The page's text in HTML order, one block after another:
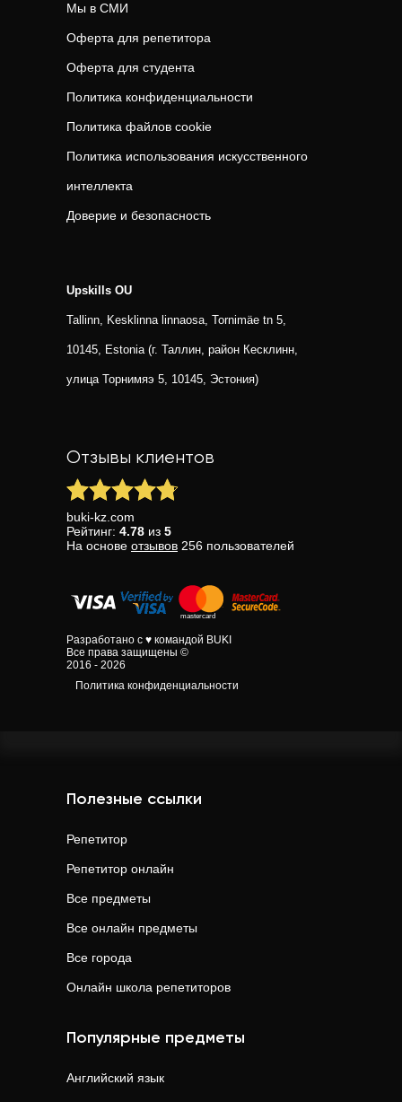
Мы в СМИ
Оферта для репетитора
Оферта для студента
Политика конфиденциальности
Политика файлов cookie
Политика использования искусственного
интеллекта
Доверие и безопасность
Upskills OU
Tallinn, Kesklinna linnaosa, Tornimäe tn 5,
10145, Estonia (г. Таллин, район Кесклинн,
улица Торнимяэ 5, 10145, Эстония)
Отзывы клиентов
buki-kz.com
Рейтинг: 4.78 из 5
На основе отзывов 256 пользователей
Разработано с ♥ командой BUKI
Все права защищены ©
2016 - 2026
Политика конфиденциальности
Полезные ссылки
Репетитор
Репетитор онлайн
Все предметы
Все онлайн предметы
Все города
Онлайн школа репетиторов
Популярные предметы
Английский язык